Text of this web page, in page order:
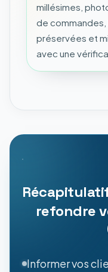
millésimes,
de
préservées et
avec une
refondre
Informer vos